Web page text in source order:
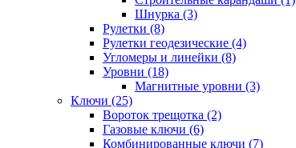
Шнурка (3)
Рулетки (8)
Рулетки геодезические (4)
Угломеры и линейки (8)
Уровни (18)
Магнитные уровни (3)
Ключи (25)
Вороток трещотка (2)
Газовые ключи (6)
Комбинированные ключи (7)